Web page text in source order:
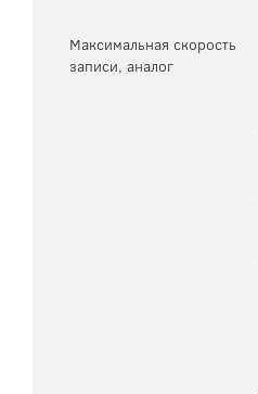
Максимальная скорость
записи, аналог